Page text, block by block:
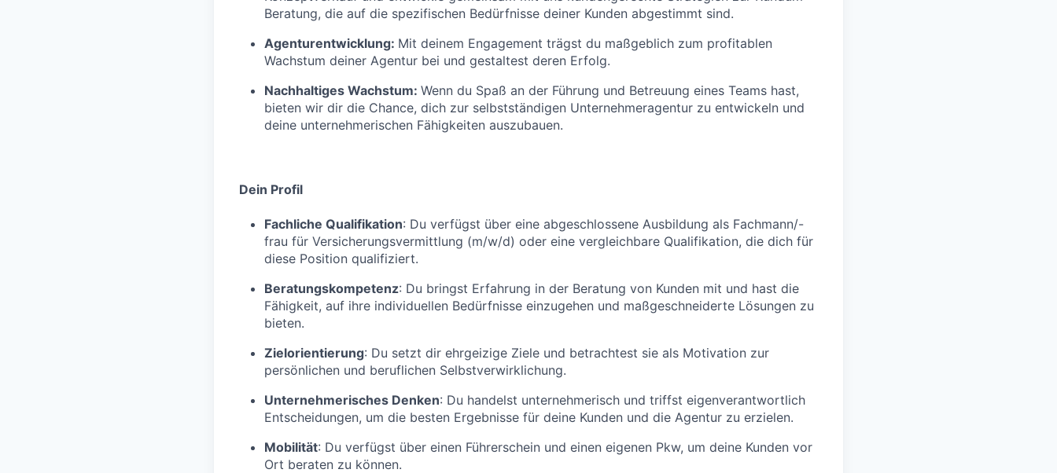
Beratung, die auf die spezifischen Bedürfnisse deiner Kunden abgestimmt sind.
Agenturentwicklung: Mit deinem Engagement trägst du maßgeblich zum profitablen
Wachstum deiner Agentur bei und gestaltest deren Erfolg.
Nachhaltiges Wachstum: Wenn du Spaß an der Führung und Betreuung eines Teams hast,
bieten wir dir die Chance, dich zur selbstständigen Unternehmeragentur zu entwickeln und
deine unternehmerischen Fähigkeiten auszubauen.
Dein Profil
Fachliche Qualifikation: Du verfügst über eine abgeschlossene Ausbildung als Fachmann/-
frau für Versicherungsvermittlung (m/w/d) oder eine vergleichbare Qualifikation, die dich für
diese Position qualifiziert.
Beratungskompetenz: Du bringst Erfahrung in der Beratung von Kunden mit und hast die
Fähigkeit, auf ihre individuellen Bedürfnisse einzugehen und maßgeschneiderte Lösungen zu
bieten.
Zielorientierung: Du setzt dir ehrgeizige Ziele und betrachtest sie als Motivation zur
persönlichen und beruflichen Selbstverwirklichung.
Unternehmerisches Denken: Du handelst unternehmerisch und triffst eigenverantwortlich
Entscheidungen, um die besten Ergebnisse für deine Kunden und die Agentur zu erzielen.
Mobilität: Du verfügst über einen Führerschein und einen eigenen Pkw, um deine Kunden vor
Ort beraten zu können.